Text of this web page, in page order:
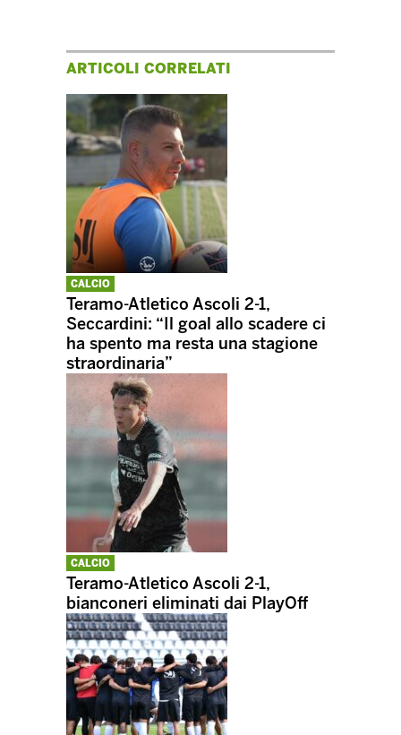
ARTICOLI CORRELATI
CALCIO
Teramo-Atletico Ascoli 2-1,
Seccardini: “Il goal allo scadere ci
ha spento ma resta una stagione
straordinaria”
CALCIO
Teramo-Atletico Ascoli 2-1,
bianconeri eliminati dai PlayOff